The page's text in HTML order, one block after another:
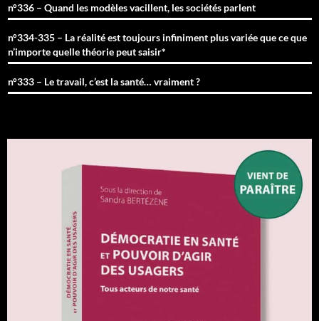
n°336 – Quand les modèles vacillent, les sociétés parlent
n°334-335 – La réalité est toujours infiniment plus variée que ce que
n’importe quelle théorie peut saisir*
n°333 – Le travail, c’est la santé… vraiment ?